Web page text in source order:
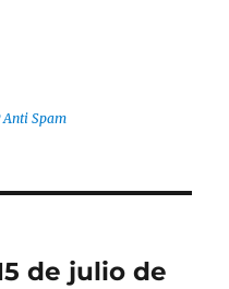
Anti Spam
de julio de